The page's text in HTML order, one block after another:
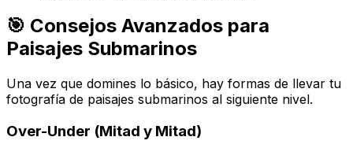
🎯 Consejos Avanzados para
Paisajes Submarinos
Una vez que domines lo básico, hay formas de llevar tu
fotografía de paisajes submarinos al siguiente nivel.
Over-Under (Mitad y Mitad)